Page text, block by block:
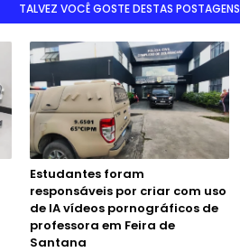
TALVEZ VOCÊ GOSTE DESTAS POSTAGENS
Estudantes foram
responsáveis por criar com uso
de IA vídeos pornográficos de
professora em Feira de
Santana